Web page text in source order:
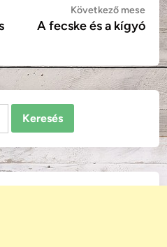
Következő mese
A fecske és a kígyó